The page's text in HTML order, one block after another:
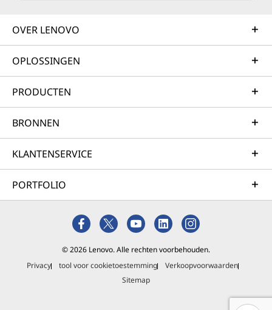
OVER LENOVO
OPLOSSINGEN
PRODUCTEN
BRONNEN
KLANTENSERVICE
PORTFOLIO
© 2026 Lenovo. Alle rechten voorbehouden.
Privacy
tool voor cookietoestemming
Verkoopvoorwaarden
Sitemap